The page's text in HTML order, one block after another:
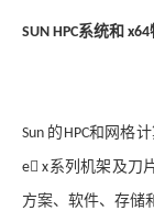
SUN HPC系统和 x64
Sun 的 HPC和网格
e x系列机架及刀
方案、软件、存储